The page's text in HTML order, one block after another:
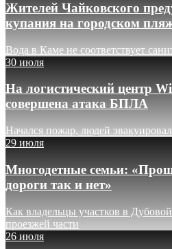
Жителей Чайковского
купания на городском
Вода в Каме не соответствует
30 июля
На логистический центр
совершена атака БПЛА
Начался пожар, людей
29 июля
Многодетные семьи:
дороги так и нет»
Как владельцы участков в
проезжей части
26 июля